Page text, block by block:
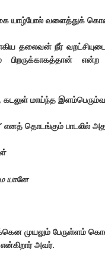
யாழ்போல் வளைத்துக்
தலைவன் நீர்
பிறருக்காகத்தான்
கடலுள் மாய்ந்த
எனத் தொடங்கும் பாடலில்
யானே
முயலும் பேருள்ளம்
என்கிறார் அவர்.